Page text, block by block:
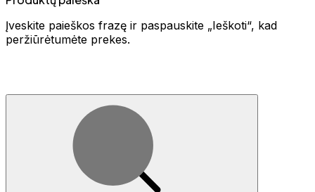
Įveskite paieškos frazę ir paspauskite „Ieškoti“, kad
peržiūrėtumėte prekes.